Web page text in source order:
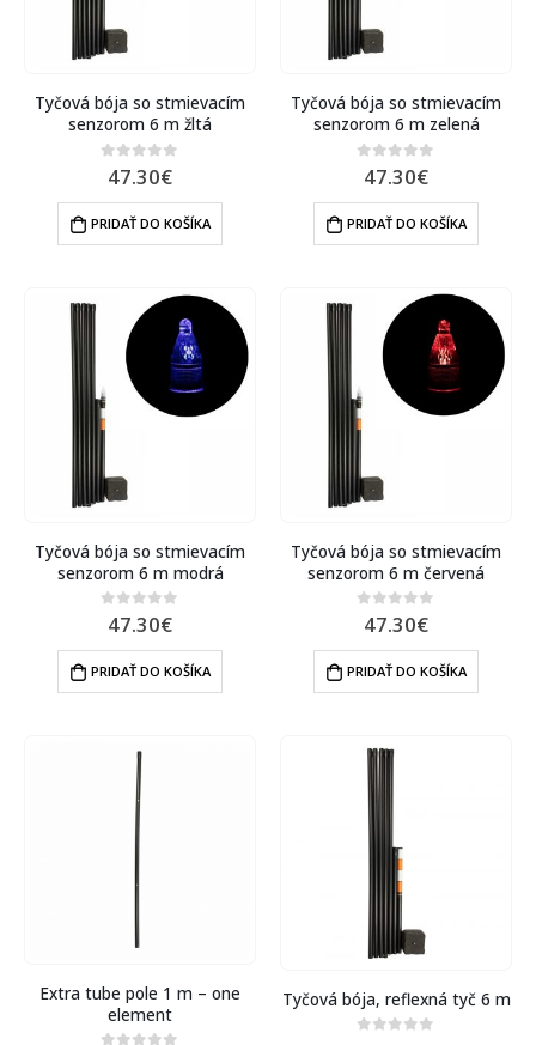
Tyčová bója so stmievacím
senzorom 6 m žltá
out of 5
47.30€
PRIDAŤ DO KOŠÍKA
Tyčová bója so stmievacím
senzorom 6 m zelená
out of 5
47.30€
PRIDAŤ DO KOŠÍKA
Tyčová bója so stmievacím
senzorom 6 m modrá
out of 5
47.30€
PRIDAŤ DO KOŠÍKA
Tyčová bója so stmievacím
senzorom 6 m červená
out of 5
47.30€
PRIDAŤ DO KOŠÍKA
Extra tube pole 1 m – one
element
Tyčová bója, reflexná tyč 6 m